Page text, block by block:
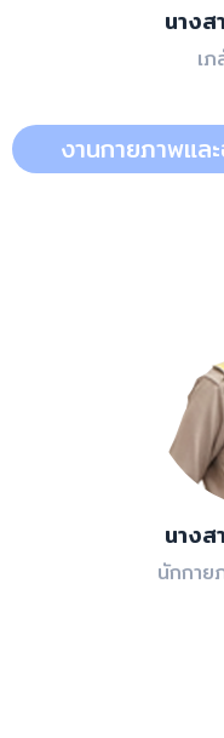
นางส
เ
งานกายภาพแล
นาง
นักกาย